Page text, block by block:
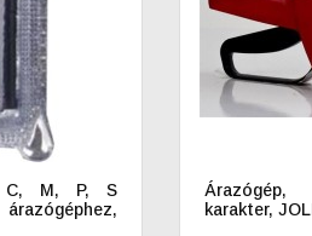
C, M, P, S
karakter,